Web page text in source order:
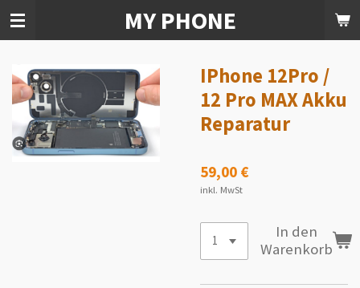
Zum
MY PHONE
IPhone 12Pro /
12 Pro MAX Akku
Reparatur
59,00 €
inkl. MwSt
In den
Warenkorb